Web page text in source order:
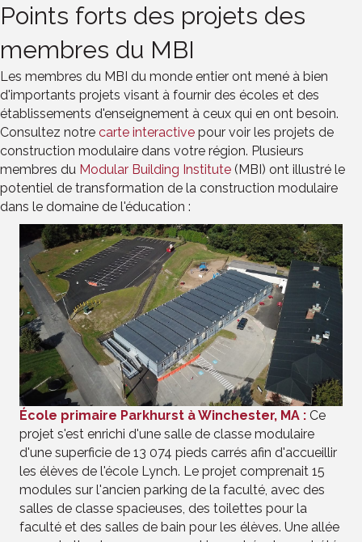
Points forts des projets des
membres du MBI
Les membres du MBI du monde entier ont mené à bien
d'importants projets visant à fournir des écoles et des
établissements d'enseignement à ceux qui en ont besoin.
Consultez notre carte interactive pour voir les projets de
construction modulaire dans votre région. Plusieurs
membres du Modular Building Institute (MBI) ont illustré le
potentiel de transformation de la construction modulaire
dans le domaine de l'éducation :
École primaire Parkhurst à Winchester, MA : Ce
projet s'est enrichi d'une salle de classe modulaire
d'une superficie de 13 074 pieds carrés afin d'accueillir
les élèves de l'école Lynch. Le projet comprenait 15
modules sur l'ancien parking de la faculté, avec des
salles de classe spacieuses, des toilettes pour la
faculté et des salles de bain pour les élèves. Une allée